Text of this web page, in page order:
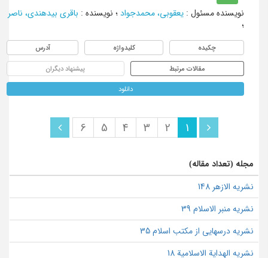
نویسنده مسئول : یعقوبی، محمدجواد؛ نویسنده: باقری بیدهندی، ناصر
چکیده کلیدواژه آدرس
مقالات مرتبط پیشنهاد دیگران
دانلود
1
2
3
4
5
6
مجله (تعداد مقاله)
نشریه الازهر 148
نشریه منبر الاسلام 39
نشریه درسهایی از مکتب اسلام 35
نشریه الهدایة الاسلامیة 18